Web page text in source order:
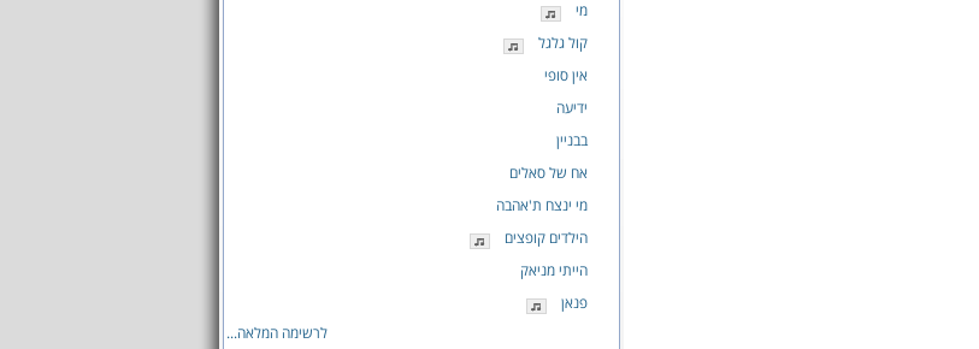
מי
קול גלגל
אין סופי
ידיעה
בבניין
אח של סאלים
מי ינצח ת'אהבה
הילדים קופצים
הייתי מניאק
פנאן
לרשימה המלאה...